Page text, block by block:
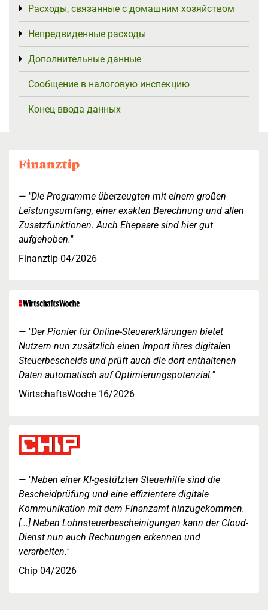
Расходы, связанные с домашним хозяйством
Toggle menu
Непредвиденные расходы
Toggle menu
Дополнительные данные
Toggle menu
Сообщение в налоговую инспекцию
Конец ввода данных
"Die Programme überzeugten mit einem großen
Leistungsumfang, einer exakten Berechnung und allen
Zusatzfunktionen. Auch Ehepaare sind hier gut
aufgehoben."
Finanztip 04/2026
"Der Pionier für Online-Steuererklärungen bietet
Nutzern nun zusätzlich einen Import ihres digitalen
Steuerbescheids und prüft auch die dort enthaltenen
Daten automatisch auf Optimierungspotenzial."
WirtschaftsWoche 16/2026
"Neben einer KI-gestützten Steuerhilfe sind die
Bescheidprüfung und eine effizientere digitale
Kommunikation mit dem Finanzamt hinzugekommen.
[...] Neben Lohnsteuerbescheinigungen kann der Cloud-
Dienst nun auch Rechnungen erkennen und
verarbeiten."
Chip 04/2026